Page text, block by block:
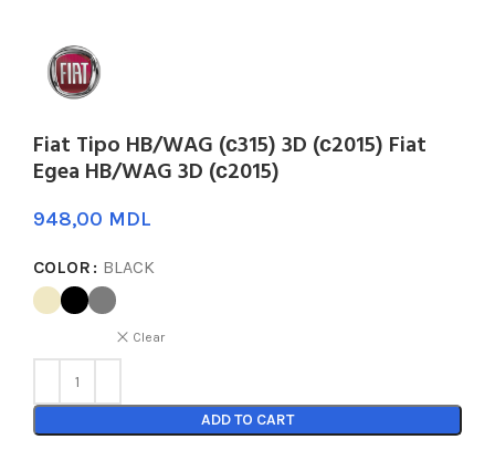
Fiat Tipo HB/WAG (с315) 3D (с2015) Fiat
Egea HB/WAG 3D (с2015)
MDL
COLOR BLACK
Clear
ADD TO CART